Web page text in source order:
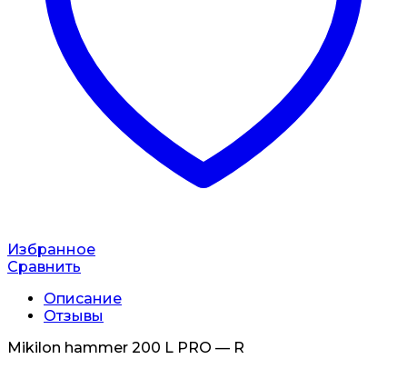
Избранное
Сравнить
Описание
Отзывы
Мikilon hammеr 200 L PRO — R